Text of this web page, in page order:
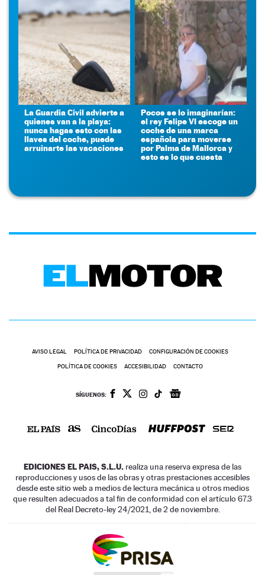
La Guardia Civil advierte a
quienes van a la playa:
nunca hagas esto con las
llaves del coche, puede
arruinarte las vacaciones
Pocos se lo imaginarían:
el rey Felipe VI escoge un
coche de una marca
española para moverse
por Palma de Mallorca y
esto es lo que cuesta
AVISO LEGAL POLÍTICA DE PRIVACIDAD CONFIGURACIÓN DE COOKIES
POLÍTICA DE COOKIES ACCESIBILIDAD CONTACTO
SÍGUENOS:
EDICIONES EL PAIS, S.L.U. realiza una reserva expresa de las
reproducciones y usos de las obras y otras prestaciones accesibles
desde este sitio web a medios de lectura mecánica u otros medios
que resulten adecuados a tal fin de conformidad con el artículo 67.3
del Real Decreto-ley 24/2021, de 2 de noviembre.